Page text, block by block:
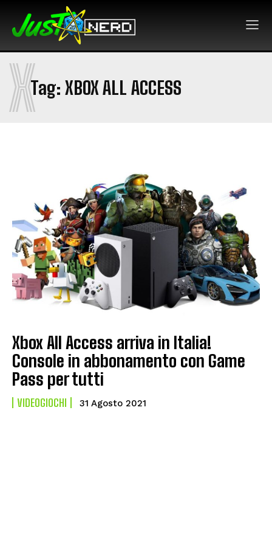
Tag: XBOX ALL ACCESS
X
Xbox All Access arriva in Italia!
Console in abbonamento con Game
Pass per tutti
VIDEOGIOCHI 31 Agosto 2021